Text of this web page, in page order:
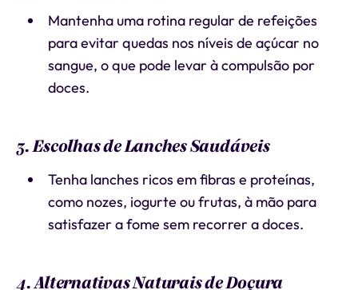
Mantenha uma rotina regular de refeições
para evitar quedas nos níveis de açúcar no
sangue, o que pode levar à compulsão por
doces.
3. Escolhas de Lanches Saudáveis
Tenha lanches ricos em fibras e proteínas,
como nozes, iogurte ou frutas, à mão para
satisfazer a fome sem recorrer a doces.
4. Alternativas Naturais de Doçura